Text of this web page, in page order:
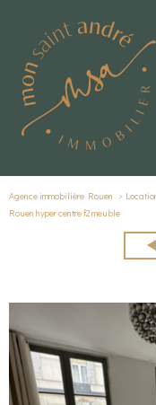
Agence immobilière Rouen
Rouen hyper centre f2 meuble